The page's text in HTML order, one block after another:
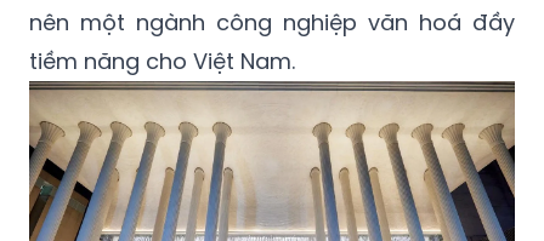
nên một ngành công nghiệp văn hoá đầy
tiềm năng cho Việt Nam.